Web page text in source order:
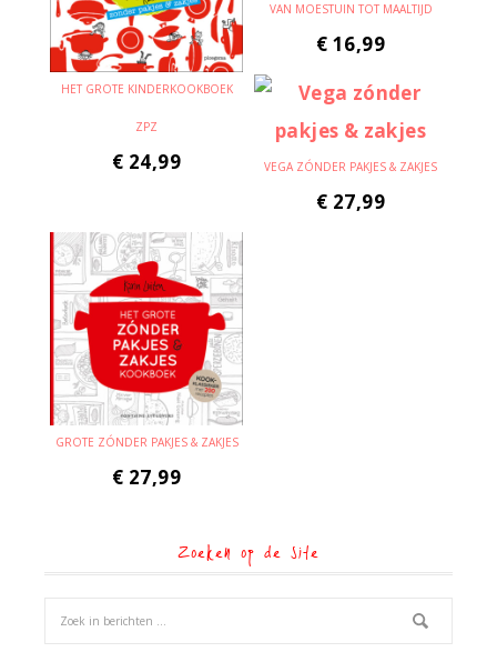
HET GROTE KINDERKOOKBOEK
ZPZ
€ 24,99
VAN MOESTUIN TOT MAALTIJD
€ 16,99
VEGA ZÓNDER PAKJES & ZAKJES
€ 27,99
GROTE ZÓNDER PAKJES & ZAKJES
€ 27,99
Zoeken op de site